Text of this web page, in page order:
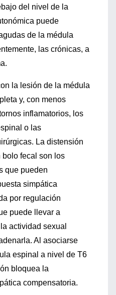
del nivel de la
puede
de la médula
las crónicas, a
la lesión de la médula
y, con menos
inflamatorios, los
o las
La distensión
bolo fecal son los
que pueden
simpática
por regulación
puede llevar a
actividad sexual
Al asociarse
espinal a nivel de T6
bloquea la
compensatoria.